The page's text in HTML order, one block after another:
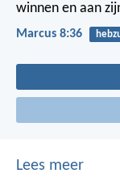
winnen en aan
Marcus 8:36
Lees meer